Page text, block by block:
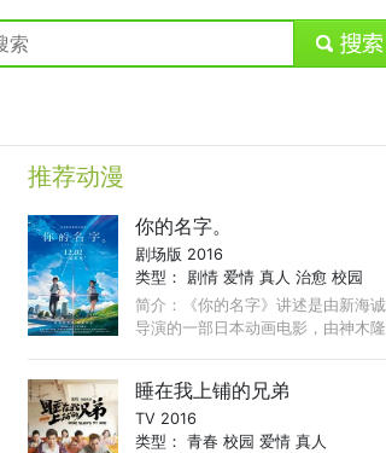
submit
推荐动漫
你的名字。
剧场版 2016
类型： 剧情 爱情 真人 治愈 校园
简介：《你的名字》讲述是由新海诚
导演的一部日本动画电影，由神木隆
那天所看见的花的名字。》 ...
睡在我上铺的兄弟
TV 2016
类型：青春 校园 爱情 真人